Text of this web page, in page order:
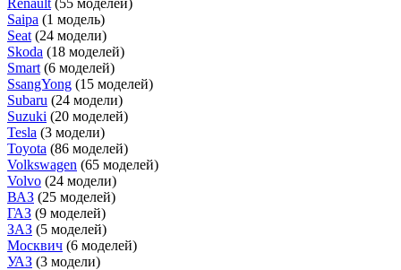
Renault (55 моделей)
Saipa (1 модель)
Seat (24 модели)
Skoda (18 моделей)
Smart (6 моделей)
SsangYong (15 моделей)
Subaru (24 модели)
Suzuki (20 моделей)
Tesla (3 модели)
Toyota (86 моделей)
Volkswagen (65 моделей)
Volvo (24 модели)
ВАЗ (25 моделей)
ГАЗ (9 моделей)
ЗАЗ (5 моделей)
Москвич (6 моделей)
УАЗ (3 модели)